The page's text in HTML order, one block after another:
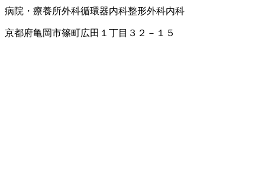
病院・療養所外科循環器内科整形外科内科
京都府亀岡市篠町広田１丁目３２－１５